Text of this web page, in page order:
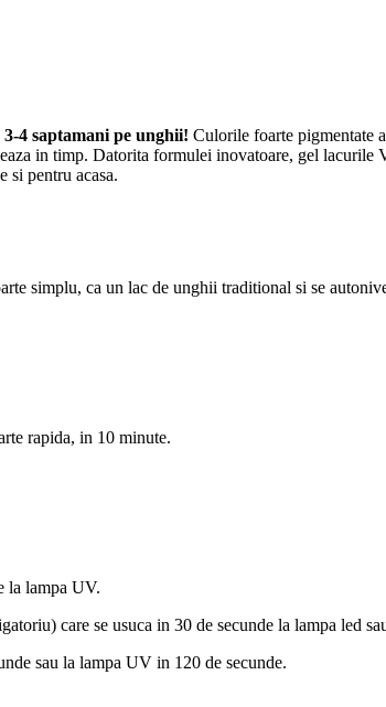
4 saptamani pe unghii! Culorile foarte pigmentate
in timp. Datorita formulei inovatoare, gel
si pentru acasa.
simplu, ca un lac de unghii traditional si se
rapida, in 10 minute.
la lampa UV.
care se usuca in 30 de secunde la lampa led
sau la lampa UV in 120 de secunde.